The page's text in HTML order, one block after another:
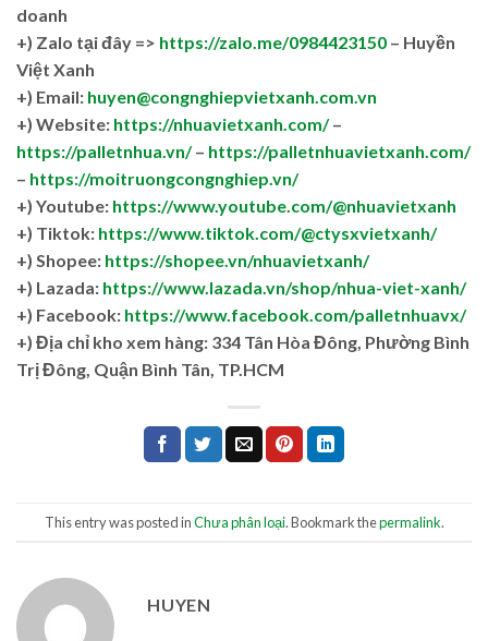
doanh
+) Zalo tại đây => https://zalo.me/0984423150 – Huyền
Việt Xanh
+) Email: huyen@congnghiepvietxanh.com.vn
+) Website: https://nhuavietxanh.com/–
https://palletnhua.vn/– https://palletnhuavietxanh.com/
– https://moitruongcongnghiep.vn/
+) Youtube: https://www.youtube.com/@nhuavietxanh
+) Tiktok: https://www.tiktok.com/@ctysxvietxanh/
+) Shopee: https://shopee.vn/nhuavietxanh/
+) Lazada: https://www.lazada.vn/shop/nhua-viet-xanh/
+) Facebook: https://www.facebook.com/palletnhuavx/
+) Địa chỉ kho xem hàng: 334 Tân Hòa Đông, Phường Bình
Trị Đông, Quận Bình Tân, TP.HCM
This entry was posted inChưa phân loại. Bookmark thepermalink.
HUYEN